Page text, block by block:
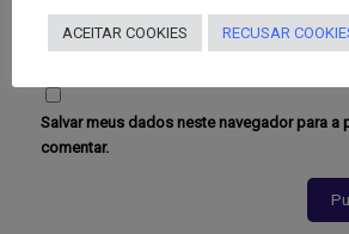
Salvar meus dados neste navegador para a
comentar.
ACEITAR COOKIES RECUSAR